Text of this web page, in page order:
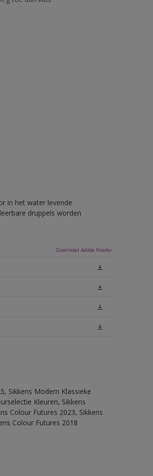
in het water levende
druppels worden
Download Adobe Reader
Sikkens Modern Klassieke
Kleuren, Sikkens
Colour Futures 2023, Sikkens
Colour Futures 2018